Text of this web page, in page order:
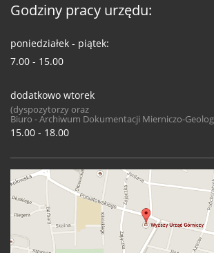
Godziny pracy urzędu:
poniedziałek - piątek:
7.00 - 15.00
dodatkowo wtorek
(dyspozytorzy oraz
Biuro - Archiwum Dokumentacji Mierniczo-
15.00 - 18.00